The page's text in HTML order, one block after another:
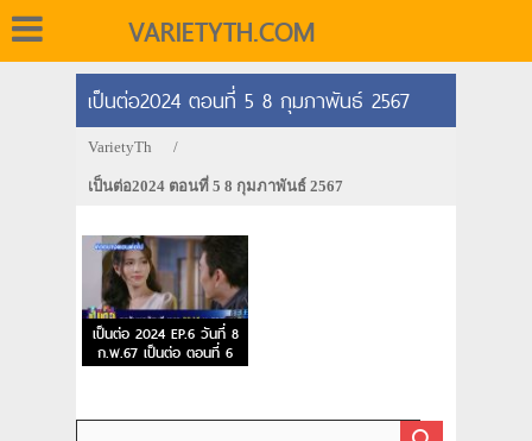
VARIETYTH.COM
เป็นต่อ2024 ตอนที่ 5 8 กุมภาพันธ์ 2567
VarietyTh /
เป็นต่อ2024 ตอนที่ 5 8 กุมภาพันธ์ 2567
เป็นต่อ 2024 EP.6 วันที่ 8
ก.พ.67 เป็นต่อ ตอนที่ 6